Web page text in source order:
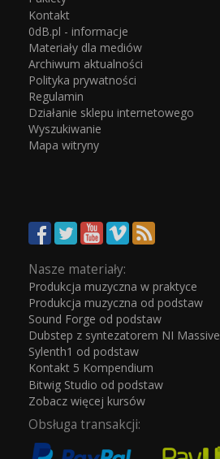
Kontakt
0dB.pl - informacje
Materiały dla mediów
Archiwum aktualności
Polityka prywatności
Regulamin
Działanie sklepu internetowego
Wyszukiwanie
Mapa witryny
Nasze materiały:
Produkcja muzyczna w praktyce
Produkcja muzyczna od podstaw
Sound Forge od podstaw
Dubstep z syntezatorem NI Massive
Sylenth1 od podstaw
Kontakt 5 Kompendium
Bitwig Studio od podstaw
Zobacz więcej kursów
Obsługa transakcji: